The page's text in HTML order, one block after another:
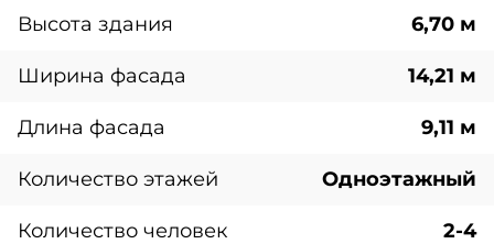
Высота здания 6,70 м
Ширина фасада 14,21 м
Длина фасада 9,11 м
Количество этажей Одноэтажный
Количество человек 2-4